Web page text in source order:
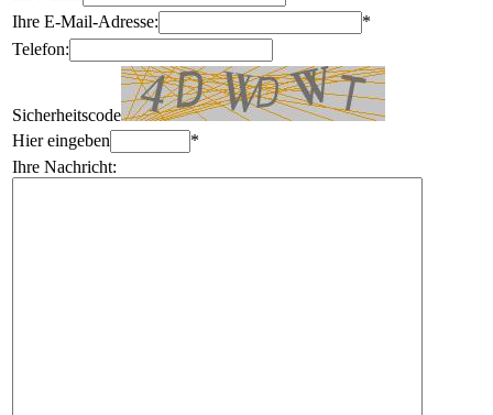
Ihre E-Mail-Adresse:
*
Telefon:
Sicherheitscode
Hier eingeben
*
Ihre Nachricht: